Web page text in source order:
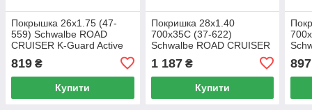
Покрышка 26x1.75 (47-
559) Schwalbe ROAD
CRUISER K-Guard Active
B/W HS484 GREEN 50EPI
819 ₴
Купити
Покришка 28x1.40
700x35C (37-622)
Schwalbe ROAD CRUISER
TwinSkin B/B+RT HS484
GREEN 50EPI 11159083
1 187₴
Купити
897